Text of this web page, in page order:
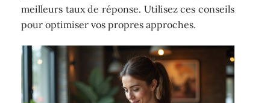
meilleurs taux de réponse. Utilisez ces conseils
pour optimiser vos propres approches.